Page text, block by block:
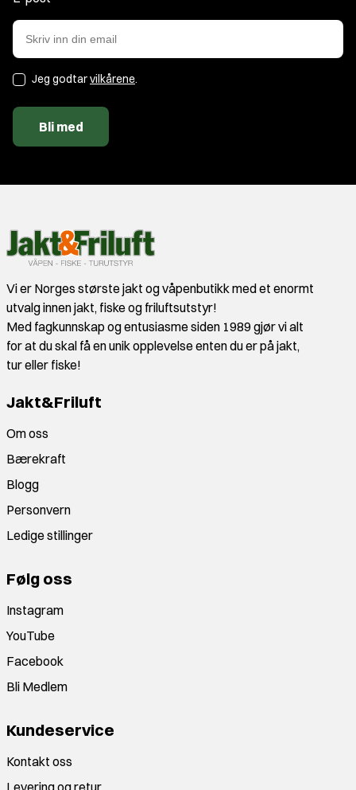
Jeg godtarvilkårene.
Bli med
Vi er Norges største jakt og våpenbutikk med et enormt
utvalg innen jakt, fiske og friluftsutstyr!
Med fagkunnskap og entusiasme siden 1989 gjør vi alt
for at du skal få en unik opplevelse enten du er på jakt,
tur eller fiske!
Jakt&Friluft
Om oss
Bærekraft
Blogg
Personvern
Ledige stillinger
Følg oss
Instagram
YouTube
Facebook
Bli Medlem
Kundeservice
Kontakt oss
Levering og retur